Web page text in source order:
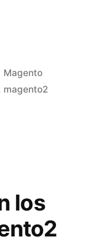
Publicado
en
Magento
magento2
los